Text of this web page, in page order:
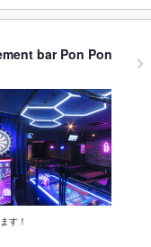
bar Pon Pon
す！